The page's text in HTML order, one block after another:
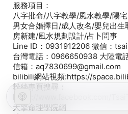
服務項目：
八字批命/八字教學/風水教學/陽
男女合婚擇日/成人改名/嬰兒出
房新建/風水規劃設計/占卜問事
Line ID：0931912206 微信：
台灣電話：0966650938 大陸電
信箱：aq7830699@gmail.com
bilibili網站視頻:https://
粉絲專頁搜尋：
https://www.facebook.com/
天擎命理學院網